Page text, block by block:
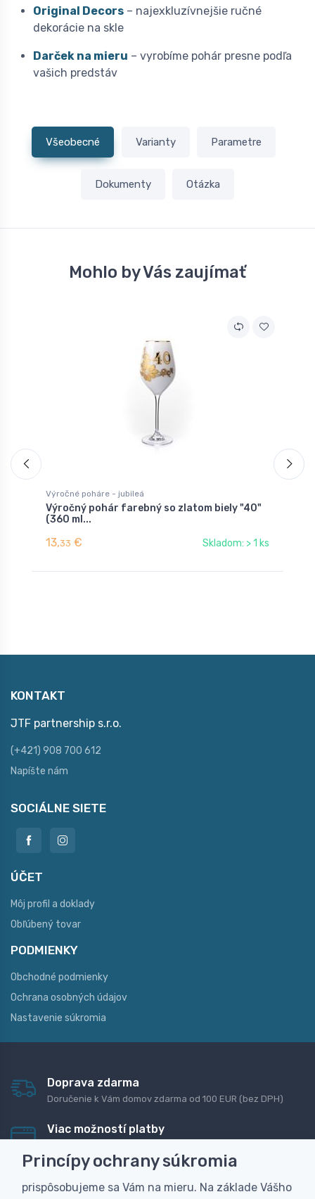
Original Decors – najexkluzívnejšie ručné
dekorácie na skle
Darček na mieru – vyrobíme pohár presne podľa
vašich predstáv
Všeobecné Varianty Parametre
Dokumenty Otázka
Mohlo by Vás zaujímať
Výročné poháre - jubileá
Výročný pohár farebný so zlatom biely "40"
(360 ml...
13,33 € Skladom: > 1 ks
KONTAKT
JTF partnership s.r.o.
(+421) 908 700 612
Napíšte nám
SOCIÁLNE SIETE
ÚČET
Môj profil a doklady
Obľúbený tovar
PODMIENKY
Obchodné podmienky
Ochrana osobných údajov
Nastavenie súkromia
Doprava zdarma
Doručenie k Vám domov zdarma od 100 EUR (bez DPH)
Viac možností platby
dobierku
Personalizácia
Princípy ochrany súkromia
prispôsobujeme sa Vám na mieru. Na základe Vášho